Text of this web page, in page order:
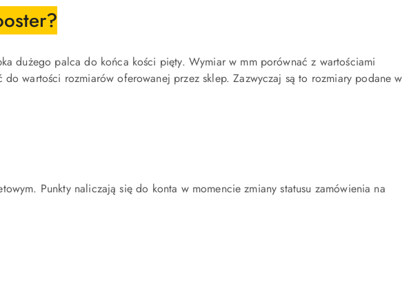
dużego palca do końca kości pięty. Wymiar w mm porównać z wartościami
wartości rozmiarów oferowanej przez sklep. Zazwyczaj są to rozmiary podane w
Punkty naliczają się do konta w momencie zmiany statusu zamówienia na